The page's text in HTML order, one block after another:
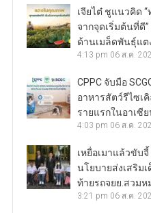
เจียไต๋ ชูแนวคิด
จากจุดเริ่มต้นที่ดี
ด้านเมล็ดพันธุ์แต
4:13 pm 06 ส.ค.
CPPC จับมือ
อาหารสัตว์รีไซเ
รายแรกในอาเซี
4:03 pm 06 ส.ค.
เหยื่อเมาแล้วขับ
นโยบายส่งเสริม
ท้ายรถจยย.สวมห
3:21 pm 06 ส.ค.